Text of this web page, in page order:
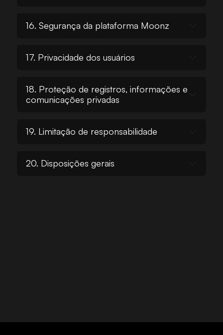
16. Segurança da plataforma Moonz
17. Privacidade dos usuários
18. Proteção de registros, informações e
comunicações privadas
19. Limitação de responsabilidade
20. Disposições gerais